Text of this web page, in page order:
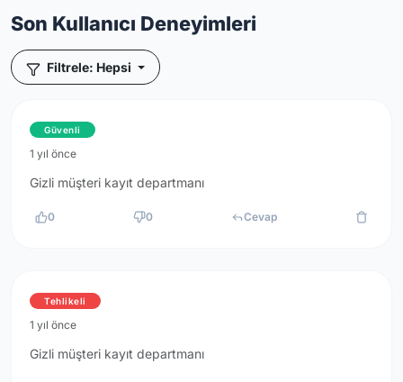
Son Kullanıcı Deneyimleri
Filtrele: Hepsi
Güvenli
1 yıl önce
Gizli müşteri kayıt departmanı
0 0 Cevap
Tehlikeli
1 yıl önce
Gizli müşteri kayıt departmanı